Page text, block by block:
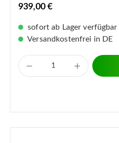
939,00 €
sofort ab Lager verfügbar
Versandkostenfrei in DE